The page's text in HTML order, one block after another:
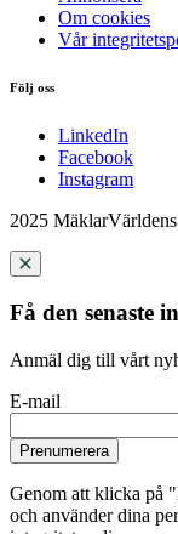
Om cookies
Vår
Följ oss
LinkedIn
Facebook
Instagram
2025
Få den senaste
Anmäl dig till vårt
E-mail
Prenumerera
Genom att klicka på
och använder dina